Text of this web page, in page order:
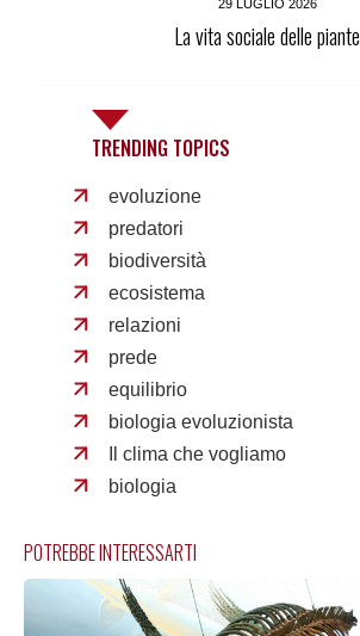
29 LUGLIO 2026
La vita sociale delle piante
TRENDING TOPICS
evoluzione
predatori
biodiversità
ecosistema
relazioni
prede
equilibrio
biologia evoluzionista
Il clima che vogliamo
biologia
POTREBBE INTERESSARTI